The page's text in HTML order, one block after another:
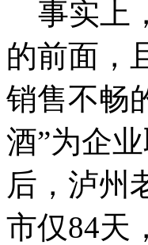
事实上
的前面，
销售不畅
酒”为企
后，泸州
市仅84天